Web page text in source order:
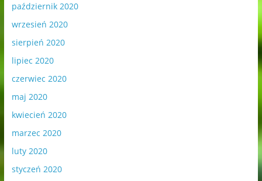
październik 2020
wrzesień 2020
sierpień 2020
lipiec 2020
czerwiec 2020
maj 2020
kwiecień 2020
marzec 2020
luty 2020
styczeń 2020